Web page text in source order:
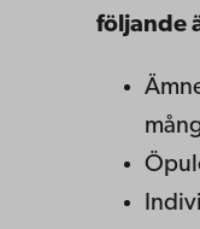
följande